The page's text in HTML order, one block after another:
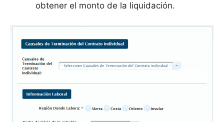
obtener el monto de la liquidación.